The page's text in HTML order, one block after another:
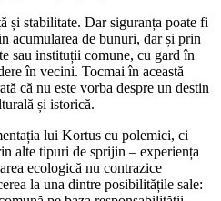
și stabilitate. Dar siguranța poate fi
acumularea de bunuri, dar și prin
sau instituții comune, cu gard în
în vecini. Tocmai în această
că nu este vorba despre un destin
și istorică.
lui Kortus cu polemici, ci
alte tipuri de sprijin – experiența
ecologică nu contrazice
la una dintre posibilitățile sale: